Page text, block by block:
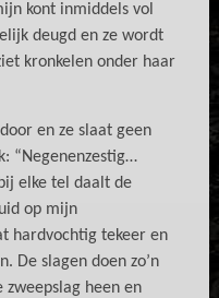
kont inmiddels vol
deugd en ze wordt
kronkelen onder haar
en ze slaat geen
“Negenenzestig…
elke tel daalt de
op mijn
hardvochtig tekeer en
De slagen doen zo’n
heen en